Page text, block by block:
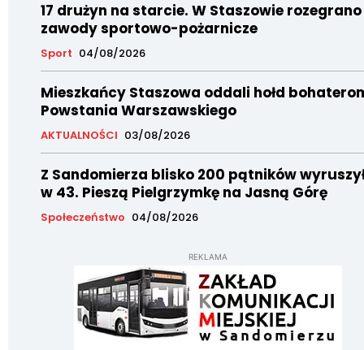
17 drużyn na starcie. W Staszowie rozegrano
zawody sportowo-pożarnicze
Sport 04/08/2026
Mieszkańcy Staszowa oddali hołd
Powstania Warszawskiego
AKTUALNOŚCI 03/08/2026
Z Sandomierza blisko 200 pątników
w 43. Pieszą Pielgrzymkę na Jasną Górę
Społeczeństwo 04/08/2026
REKLAMA